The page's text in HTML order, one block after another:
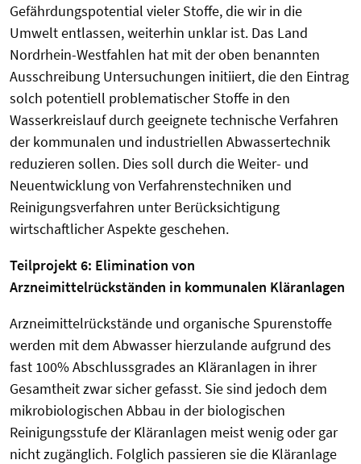
Gefährdungspotential vieler Stoffe, die wir in die
Umwelt entlassen, weiterhin unklar ist. Das Land
Nordrhein-Westfahlen hat mit der oben benannten
Ausschreibung Untersuchungen initiiert, die den Eintrag
solch potentiell problematischer Stoffe in den
Wasserkreislauf durch geeignete technische Verfahren
der kommunalen und industriellen Abwassertechnik
reduzieren sollen. Dies soll durch die Weiter- und
Neuentwicklung von Verfahrenstechniken und
Reinigungsverfahren unter Berücksichtigung
wirtschaftlicher Aspekte geschehen.
Teilprojekt 6: Elimination von
Arzneimittelrückständen in kommunalen Kläranlagen
Arzneimittelrückstände und organische Spurenstoffe
werden mit dem Abwasser hierzulande aufgrund des
fast 100% Abschlussgrades an Kläranlagen in ihrer
Gesamtheit zwar sicher gefasst. Sie sind jedoch dem
mikrobiologischen Abbau in der biologischen
Reinigungsstufe der Kläranlagen meist wenig oder gar
nicht zugänglich. Folglich passieren sie die Kläranlage